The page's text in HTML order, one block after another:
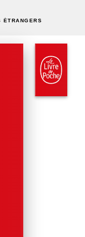
ÉTRANGERS